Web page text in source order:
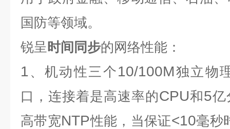
国防等领域。
锐呈时间同步的网络性能：
1 、机动性三个10/100M独立物
口，连接着是高速率的CPU和5亿
高带宽NTP性能，当保证<10毫秒